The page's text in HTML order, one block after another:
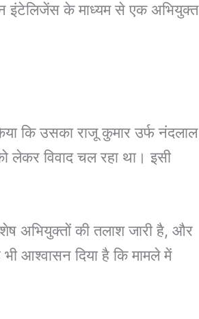
इंटेलिजेंस के माध्यम से एक अभियुक्त
कि उसका राजू कुमार उर्फ नंदलाल
लेकर विवाद चल रहा था। इसी
शेष अभियुक्तों की तलाश जारी है, और
आश्वासन दिया है कि मामले में